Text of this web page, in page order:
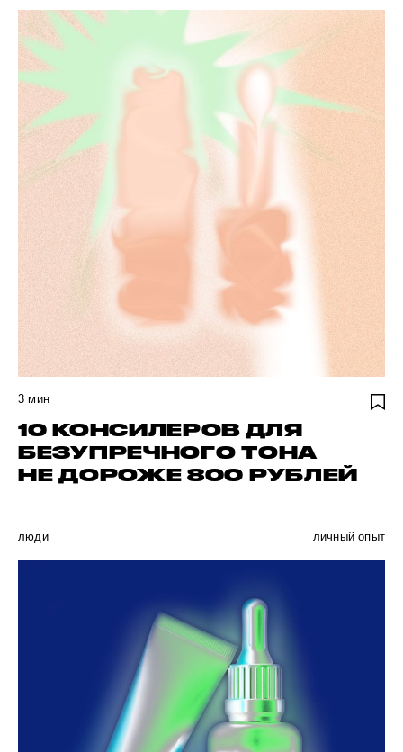
3 мин
10 КОНСИЛЕРОВ ДЛЯ
БЕЗУПРЕЧНОГО ТОНА
НЕ ДОРОЖЕ 800 РУБЛЕЙ
люди личный опыт